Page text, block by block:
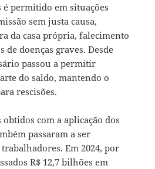
é permitido em situações
sem justa causa,
da casa própria, falecimento
de doenças graves. Desde
passou a permitir
do saldo, mantendo o
rescisões.
obtidos com a aplicação dos
passaram a ser
Em 2024, por
R$ 12,7 bilhões em